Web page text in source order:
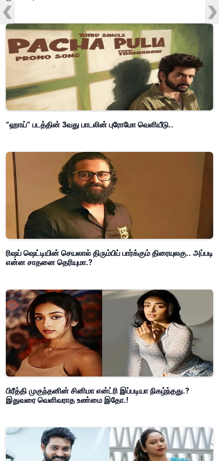
“ஹாய்” படத்தின் 3வது பாடலின் புரோமோ வெளியீடு..
ரிஷப் ஷெட்டியின் செயலால் திரும்பிப் பார்க்கும் திரையுலகு.. அப்படி
என்ன சாதனை தெரியுமா.?
பிரீத்தி முகுந்தனின் சினிமா என்ட்ரி இப்படியா நிகழ்ந்தது.?
இதுவரை வெளிவராத உண்மை இதோ.!